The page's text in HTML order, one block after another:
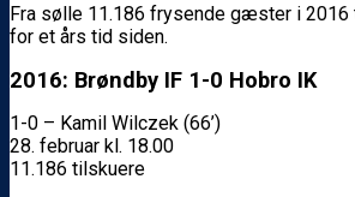
Fra sølle 11.186 frysende gæster i 2016
for et års tid siden.
2016: Brøndby IF 1-0 Hobro IK
1-0 – Kamil Wilczek (66’)
28. februar kl. 18.00
11.186 tilskuere